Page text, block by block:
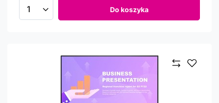
Ilość produktów Do koszyka